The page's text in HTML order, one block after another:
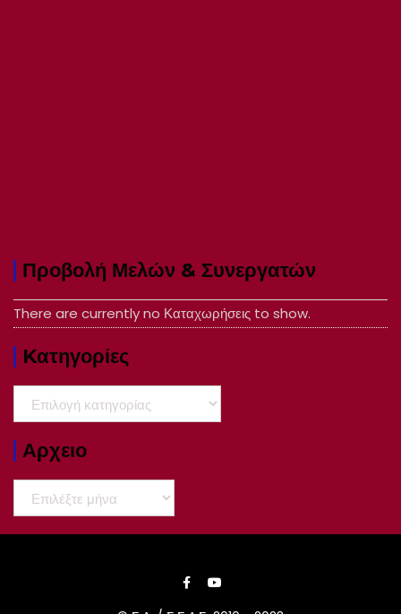
Προβολή Μελών & Συνεργατών
There are currently no Καταχωρήσεις to show.
Kατηγορίες
Αρχειο